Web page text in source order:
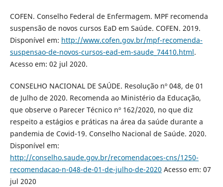
COFEN. Conselho Federal de Enfermagem. MPF recomenda
suspensão de novos cursos EaD em Saúde. COFEN. 2019.
Disponível em: http://www.cofen.gov.br/mpf-recomenda-
suspensao-de-novos-cursos-ead-em-saude_74410.html.
Acesso em: 02 jul 2020.
CONSELHO NACIONAL DE SAÚDE. Resolução nº 048, de 01
de Julho de 2020. Recomenda ao Ministério da Educação,
que observe o Parecer Técnico nº 162/2020, no que diz
respeito a estágios e práticas na área da saúde durante a
pandemia de Covid-19. Conselho Nacional de Saúde. 2020.
Disponível em:
http://conselho.saude.gov.br/recomendacoes-cns/1250-
recomendacao-n-048-de-01-de-julho-de-2020 Acesso em: 07
jul 2020